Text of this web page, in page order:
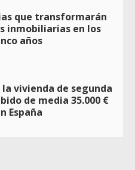
que transformarán
inmobiliarias en los
años
la vivienda de segunda
de media 35.000 €
España